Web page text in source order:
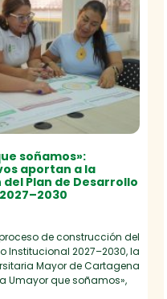
soñamos»:
aportan a la
Plan de Desarrollo
de construcción del
Institucional 2027–2030, la
Mayor de Cartagena
Umayor que soñamos»,